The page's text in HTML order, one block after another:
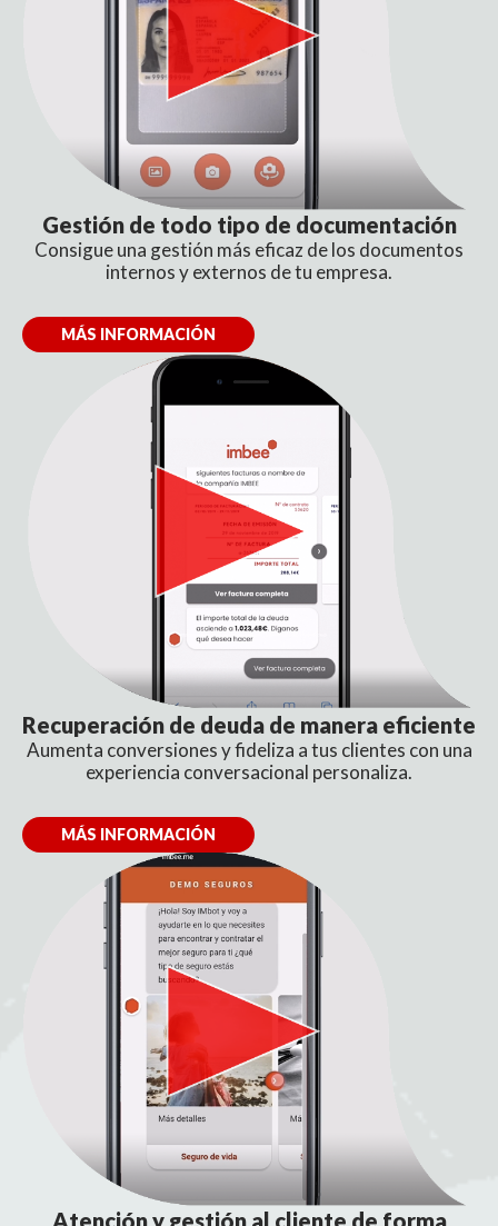
Gestión de todo tipo de documentación
Consigue una gestión más eficaz de los documentos
internos y externos de tu empresa.
MÁS INFORMACIÓN
Recuperación de deuda de manera eficiente
Aumenta conversiones y fideliza a tus clientes con una
experiencia conversacional personaliza.
MÁS INFORMACIÓN
Atención y gestión al cliente de forma